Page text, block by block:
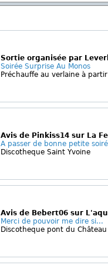
Sortie organisée par
Soirée Surprise Au Monos
Préchauffe au verlaine à
Avis de Pinkiss14 sur La
A passer de bonne petite
Discotheque Saint Yvoine
Avis de Bebert06 sur
Merci de pouvoir me dire si...
Discotheque pont du Château